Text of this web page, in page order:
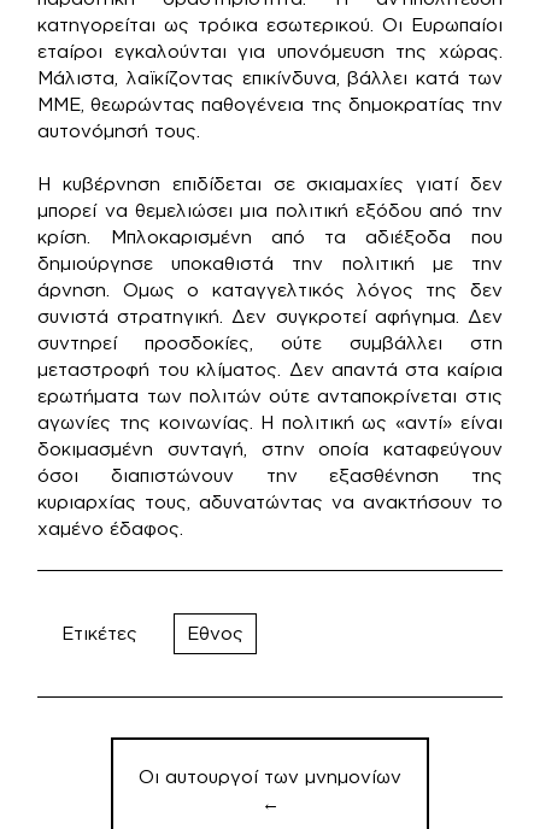
κατηγορείται ως τρόικα εσωτερικού. Οι Ευρωπαίοι
εταίροι εγκαλούνται για υπονόμευση της χώρας.
Μάλιστα, λαϊκίζοντας επικίνδυνα, βάλλει κατά των
ΜΜΕ, θεωρώντας παθογένεια της δημοκρατίας την
αυτονόμησή τους.
Η κυβέρνηση επιδίδεται σε σκιαμαχίες γιατί δεν
μπορεί να θεμελιώσει μια πολιτική εξόδου από την
κρίση. Μπλοκαρισμένη από τα αδιέξοδα που
δημιούργησε υποκαθιστά την πολιτική με την
άρνηση. Oμως ο καταγγελτικός λόγος της δεν
συνιστά στρατηγική. Δεν συγκροτεί αφήγημα. Δεν
συντηρεί προσδοκίες, ούτε συμβάλλει στη
μεταστροφή του κλίματος. Δεν απαντά στα καίρια
ερωτήματα των πολιτών ούτε ανταποκρίνεται στις
αγωνίες της κοινωνίας. Η πολιτική ως «αντί» είναι
δοκιμασμένη συνταγή, στην οποία καταφεύγουν
όσοι διαπιστώνουν την εξασθένηση της
κυριαρχίας τους, αδυνατώντας να ανακτήσουν το
χαμένο έδαφος.
Ετικέτες Εθνος
Πλοήγηση
άρθρων
Οι αυτουργοί των μνημονίων
←